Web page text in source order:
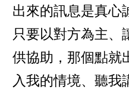
出來的訊息是真心
只要以對方為主、
供協助，那個點就
入我的情境、聽我